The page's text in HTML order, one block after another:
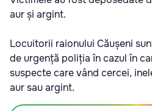
aur și argint.
Locuitorii raionului Căușeni
de urgență poliția în cazul în
suspecte care vând cercei,
aur sau argint.